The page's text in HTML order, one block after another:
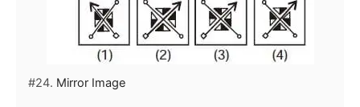
#24. Mirror Image